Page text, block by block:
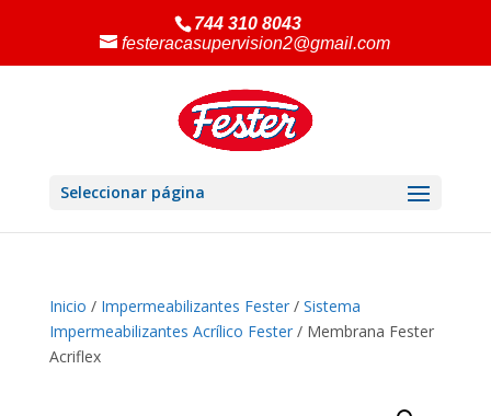
744 310 8043
festeracasupervision2@gmail.com
Seleccionar página
Inicio / Impermeabilizantes Fester/ Sistema
Impermeabilizantes Acrílico Fester/ Membrana Fester
Acriflex